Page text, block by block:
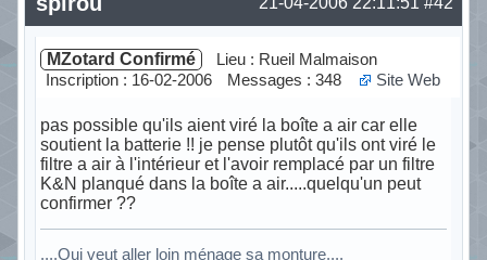
MZotard Confirmé
Lieu : Rueil Malmaison
Inscription : 16-02-2006
Messages : 348 Site Web
pas possible qu'ils aient viré la boîte a air car elle
soutient la batterie !! je pense plutôt qu'ils ont viré le
filtre a air à l'intérieur et l'avoir remplacé par un filtre
K&N planqué dans la boîte a air.....quelqu'un peut
confirmer ??
....Qui veut aller loin ménage sa monture....